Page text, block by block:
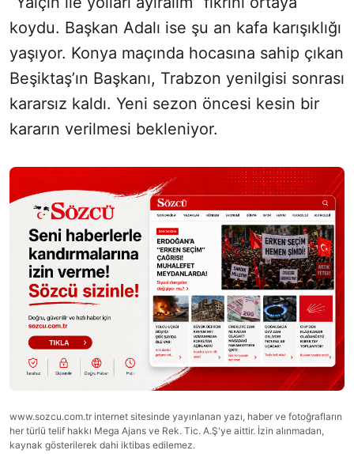
koydu. Başkan Adalı ise şu an kafa karışıklığı
yaşıyor. Konya maçında hocasına sahip çıkan
Beşiktaş’ın Başkanı, Trabzon yenilgisi sonrası
kararsız kaldı. Yeni sezon öncesi kesin bir
kararın verilmesi bekleniyor.
www.sozcu.com.tr internet sitesinde yayınlanan yazı, haber ve fotoğrafların
her türlü telif hakkı Mega Ajans ve Rek. Tic. A.Ş'ye aittir. İzin alınmadan,
kaynak gösterilerek dahi iktibas edilemez.